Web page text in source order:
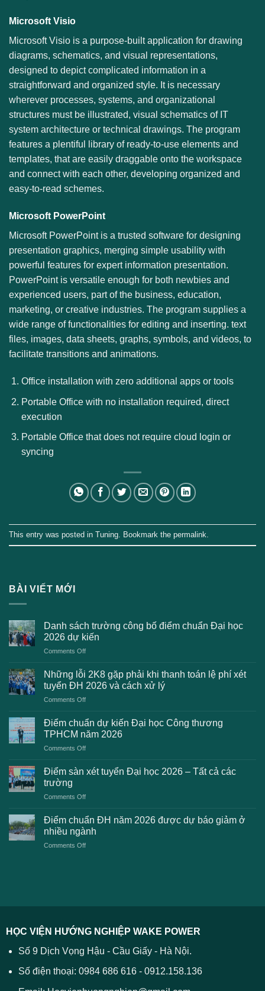
BÀI VIẾT MỚI
Danh sách trường công bố điểm chuẩn Đại học
2026 dự kiến
Comments Offon
sách
trường
công
bố
chuẩn
Đại
kiến
Những lỗi 2K8 gặp phải khi thanh toán lệ phí xét
tuyển ĐH 2026 và cách xử lý
Comments Offon
lỗi
2K8
gặp
phải
thanh
tuyển
ĐH
Điểm chuẩn dự kiến Đại học Công thương
TPHCM năm 2026
Comments Offon
chuẩn
Đại
Công
thương
Điểm sàn xét tuyển Đại học 2026 – Tất cả các
trường
Comments Offon
sàn
xét
tuyển
Đại
Điểm chuẩn ĐH năm 2026 được dự báo giảm ở
nhiều ngành
Comments Offon
giảm
nhiều
Microsoft Visio
Microsoft Visio is a purpose-built application for drawing
diagrams, schematics, and visual representations,
designed to depict complicated information in a
straightforward and organized style. It is necessary
wherever processes, systems, and organizational
structures must be illustrated, visual schematics of IT
system architecture or technical drawings. The program
features a plentiful library of ready-to-use elements and
templates, that are easily draggable onto the workspace
and connect with each other, developing organized and
easy-to-read schemes.
Microsoft PowerPoint
Microsoft PowerPoint is a trusted software for designing
presentation graphics, merging simple usability with
powerful features for expert information presentation.
PowerPoint is versatile enough for both newbies and
experienced users, part of the business, education,
marketing, or creative industries. The program supplies a
wide range of functionalities for editing and inserting. text
files, images, data sheets, graphs, symbols, and videos, to
facilitate transitions and animations.
Office installation with zero additional apps or tools
Portable Office with no installation required, direct
execution
Portable Office that does not require cloud login or
syncing
This entry was posted in Tuning . Bookmark the permalink
HỌC VIỆN HƯỚNG NGHIỆP WAKE POWER
Số 9 Dịch Vọng Hậu - Cầu Giấy - Hà Nội.
Số điện thoại: 0984 686 616 - 0912.158.136